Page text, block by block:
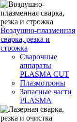
Воздушно-плазменная
сварка, резка и
строжка
Сварочные
аппараты
PLASMA CUT
Плазмотроны
Запасные части
PLASMA